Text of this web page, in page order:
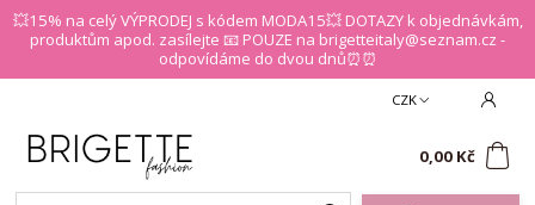
💥15% na celý VÝPRODEJ s kódem MODA15💥 DOTAZY k objednávkám,
produktům apod. zasílejte 📧 POUZE na brigetteitaly@seznam.cz -
odpovídáme do dvou dnů⏰⏰
CZK
0,00 Kč